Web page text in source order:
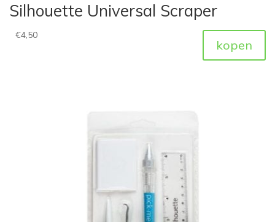
Silhouette Universal Scraper
€4,50
kopen